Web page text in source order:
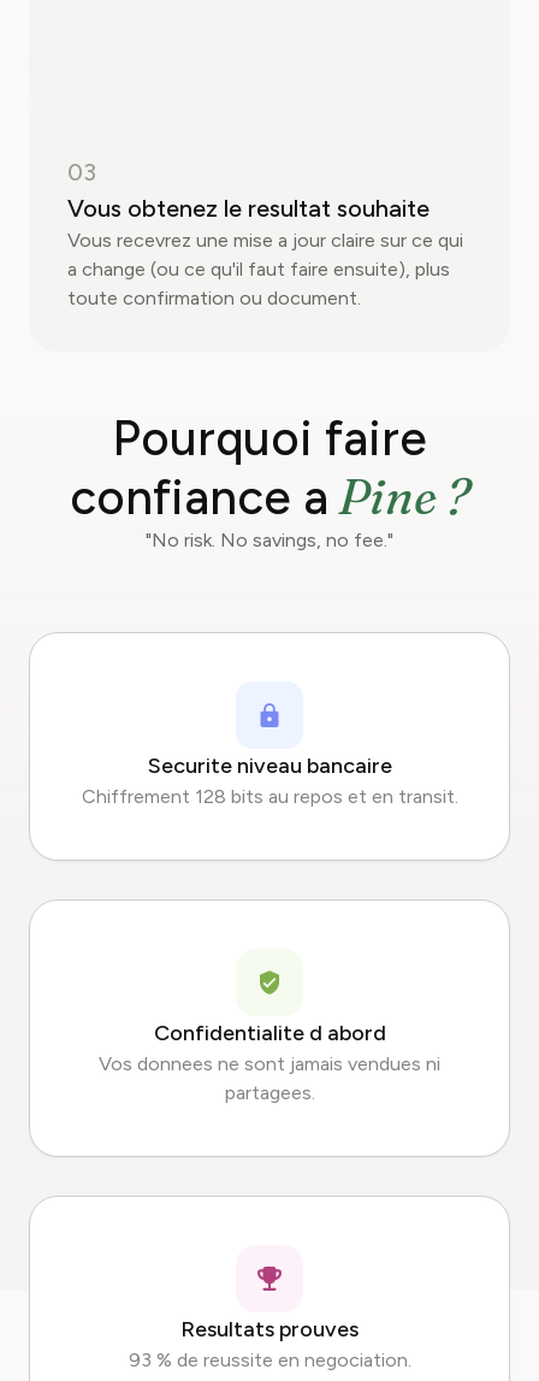
03
Vous obtenez le resultat souhaite
Vous recevrez une mise a jour claire sur ce qui
a change (ou ce qu'il faut faire ensuite), plus
toute confirmation ou document.
Pourquoi faire
confiance a Pine ?
"No risk. No savings, no fee."
Securite niveau bancaire
Chiffrement 128 bits au repos et en transit.
Confidentialite d abord
Vos donnees ne sont jamais vendues ni
partagees.
Resultats prouves
93 % de reussite en negociation.